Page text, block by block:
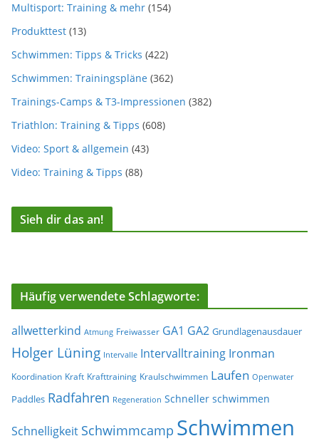
Multisport: Training & mehr (154)
Produkttest (13)
Schwimmen: Tipps & Tricks (422)
Schwimmen: Trainingspläne (362)
Trainings-Camps & T3-Impressionen (382)
Triathlon: Training & Tipps (608)
Video: Sport & allgemein (43)
Video: Training & Tipps (88)
Sieh dir das an!
Häufig verwendete Schlagworte:
allwetterkind Atmung Freiwasser GA1 GA2 Grundlagenausdauer
Holger Lüning Intervalle Intervalltraining Ironman
Koordination Kraft Krafttraining Kraulschwimmen Laufen Openwater
Paddles Radfahren Regeneration Schneller schwimmen
Schnelligkeit Schwimmcamp Schwimmen